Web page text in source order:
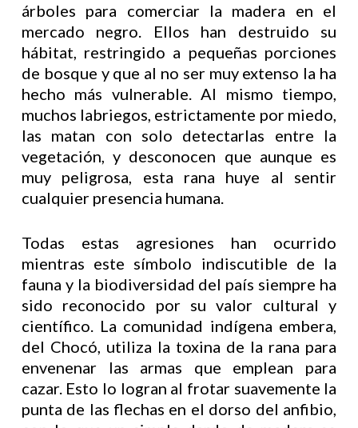
árboles para comerciar la madera en el
mercado negro. Ellos han destruido su
hábitat, restringido a pequeñas porciones
de bosque y que al no ser muy extenso la ha
hecho más vulnerable. Al mismo tiempo,
muchos labriegos, estrictamente por miedo,
las matan con solo detectarlas entre la
vegetación, y desconocen que aunque es
muy peligrosa, esta rana huye al sentir
cualquier presencia humana.
Todas estas agresiones han ocurrido
mientras este símbolo indiscutible de la
fauna y la biodiversidad del país siempre ha
sido reconocido por su valor cultural y
científico. La comunidad indígena embera,
del Chocó, utiliza la toxina de la rana para
envenenar las armas que emplean para
cazar. Esto lo logran al frotar suavemente la
punta de las flechas en el dorso del anfibio,